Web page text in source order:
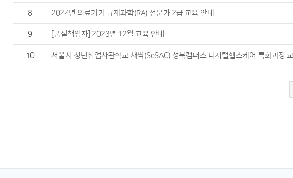
8 2024년 의료기기 규제과학(RA) 전문가 2급 교육 안내
9 [품질책임자] 2023년 12월 교육 안내
10 서울시 청년취업사관학교 새싹(SeSAC) 성북캠퍼스 디지털헬스케어 특화과정